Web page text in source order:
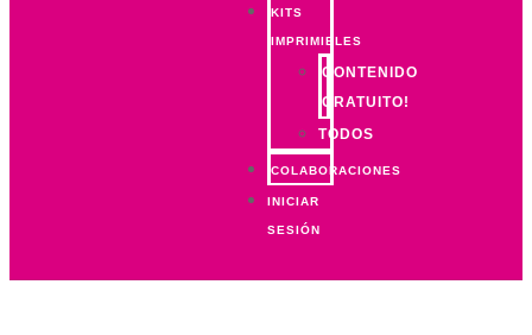
KITS
IMPRIMIBLES
CONTENIDO
GRATUITO!
TODOS
COLABORACIONES
INICIAR
SESIÓN